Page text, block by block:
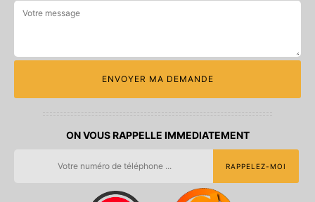
ON VOUS RAPPELLE IMMEDIATEMENT